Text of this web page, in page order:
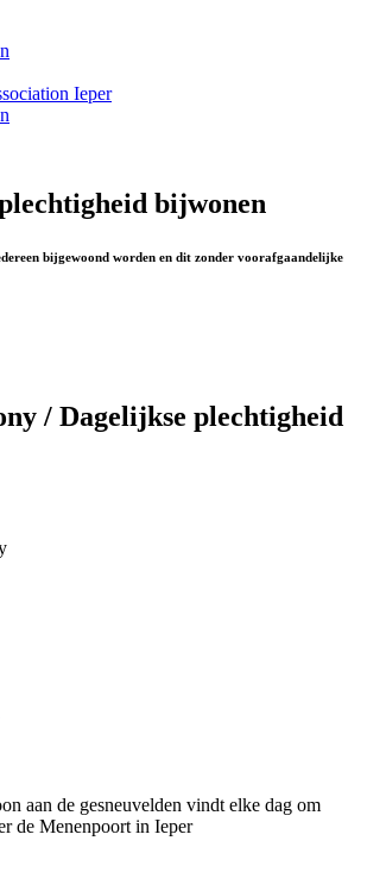
bijwonen
bijgewoond worden en dit zonder voorafgaandelijke
/ Dagelijkse plechtigheid
aan de gesneuvelden vindt elke dag om
de Menenpoort in Ieper